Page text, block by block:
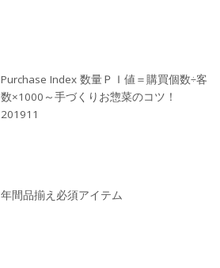
Purchase Index 数量ＰＩ値＝購買個数÷客
数×1000～手づくりお惣菜のコツ！
201911
年間品揃え必須アイテム